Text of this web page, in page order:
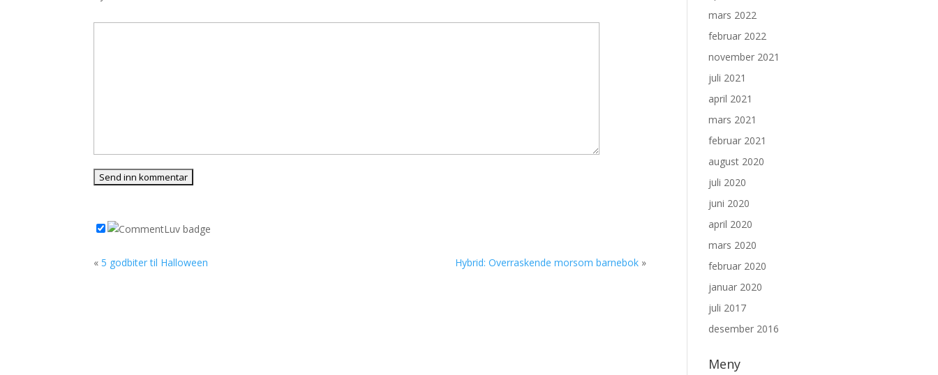
«5 godbiter til Halloween Hybrid: Overraskende morsom barnebok »
mars 2022
februar 2022
november 2021
juli 2021
april 2021
mars 2021
februar 2021
august 2020
juli 2020
juni 2020
april 2020
mars 2020
februar 2020
januar 2020
juli 2017
desember 2016
Meny